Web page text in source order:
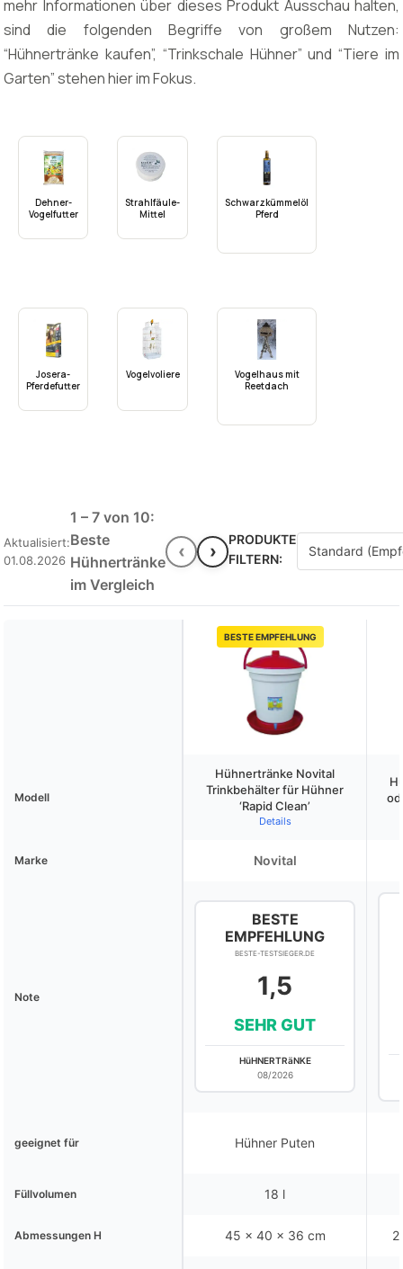
mehr Informationen über dieses Produkt Ausschau halten,
sind die folgenden Begriffe von großem Nutzen:
“Hühnertränke kaufen”, “Trinkschale Hühner” und “Tiere im
Garten” stehen hier im Fokus.
Dehner-
Vogelfutter
Strahlfäule-
Mittel
Schwarzkümmelöl
Pferd
Josera-
Pferdefutter
Vogelvoliere
Vogelhaus mit
Reetdach
Aktualisiert:
01.08.2026
1 – 7 von 10:
Beste
Hühnertränke
im Vergleich
‹ ›
PRODUKTE
FILTERN:
BESTE EMPFEHLUNG
Modell
Hühnertränke Novital
Trinkbehälter für Hühner
‘Rapid Clean’
Details
Marke Novital
Note
BESTE
EMPFEHLUNG
BESTE-TESTSIEGER.DE
1,5
SEHR GUT
HüHNERTRäNKE
08/2026
geeignet für Hühner Puten
Füllvolumen 18 l
Abmessungen H 45 x 40 x 36 cm